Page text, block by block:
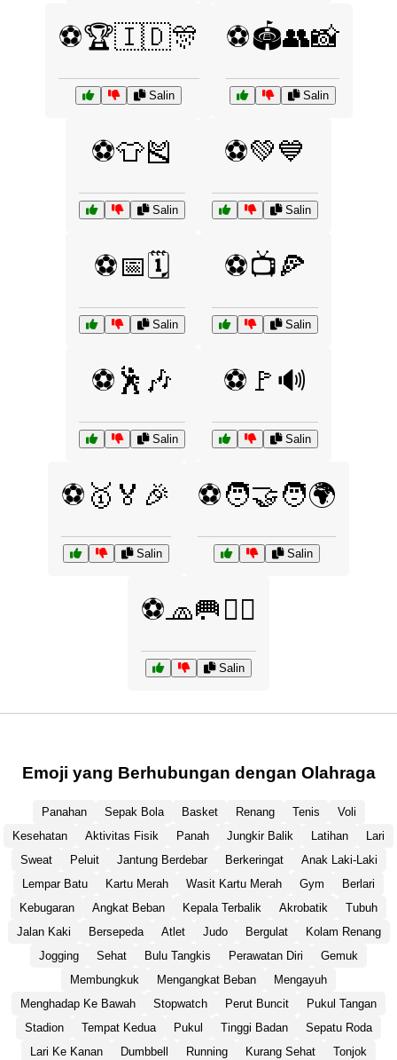
⚽🏆🇮🇩🎊
Salin
⚽🏟️👥📸
Salin
⚽👕🎽
Salin
⚽💚💙
Salin
⚽📅🗓️
Salin
⚽📺🍕
Salin
⚽🕺🎶
Salin
⚽🚩🔊
Salin
⚽🥇🏅🎉
Salin
⚽🧑‍🤝‍🧑🌍
Salin
⚽🧢🥅🏃‍♀️
Salin
Emoji yang Berhubungan dengan Olahraga
Panahan Sepak Bola Basket Renang Tenis
Voli
Kesehatan
Aktivitas Fisik Panah Jungkir Balik Latihan
Lari
Sweat
Peluit Jantung Berdebar Berkeringat
Anak Laki-Laki
Lempar Batu
Kartu Merah Wasit Kartu Merah Gym
Berlari
Kebugaran
Angkat Beban Kepala Terbalik Akrobatik
Tubuh
Jalan Kaki
Bersepeda Atlet Judo Bergulat
Kolam Renang
Jogging
Sehat Bulu Tangkis Perawatan Diri
Gemuk
Membungkuk
Mengangkat Beban
Mengayuh
Menghadap Ke Bawah
Stopwatch Perut Buncit
Pukul Tangan
Stadion
Tempat Kedua Pukul Tinggi Badan
Sepatu Roda
Lari Ke Kanan
Dumbbell Running Kurang Sehat
Tonjok